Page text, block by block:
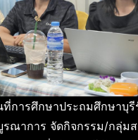
การศึกษาประถมศึกษาบุรี
ณาการ จัดกิจกรรม/กลุ่ม